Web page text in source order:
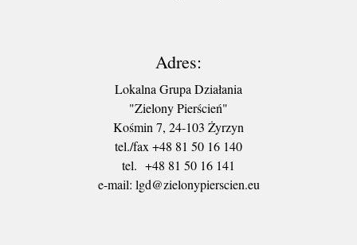
Adres:
Lokalna Grupa Działania
"Zielony Pierścień"
Kośmin 7, 24-103 Żyrzyn
tel./fax +48 81 50 16 140
tel. +48 81 50 16 141
​e-mail: lgd@zielonypierscien.eu